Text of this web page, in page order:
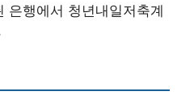
은행에서 청년내일저축계